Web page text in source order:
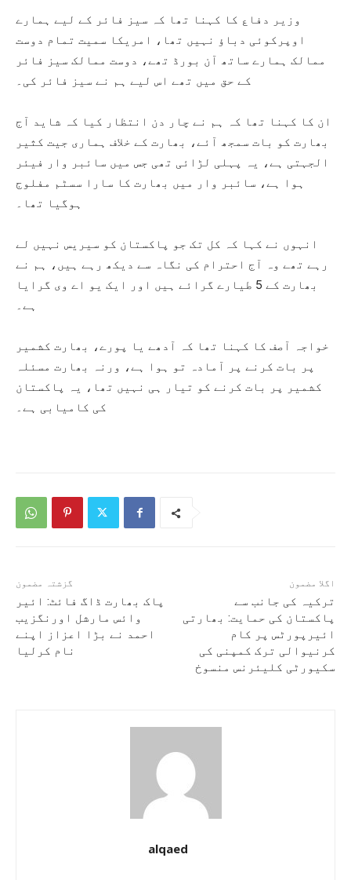
وزیر دفاع کا کہنا تھا کہ سیز فائر کے لیے ہمارے
اوپرکوئی دباؤ نہیں تھا، امریکا سمیت تمام دوست
ممالک ہمارے ساتھ آن بورڈ تھے، دوست ممالک سیز فائر
کے حق میں تھے اس لیے ہم نے سیز فائر کی۔
ان کا کہنا تھا کہ ہم نے چار دن انتظار کیا کہ شاید آج
بھارت کو بات سمجھ آئے، بھارت کے خلاف ہماری جیت کثیر
الجہتی ہے، یہ پہلی لڑائی تھی جس میں سائبر وار فیئر
ہوا ہے، سائبر وار میں بھارت کا سارا سسٹم مفلوج
ہوگیا تھا۔
انہوں نے کہا کہ کل تک جو پاکستان کو سیریس نہیں لے
رہے تھے وہ آج احترام کی نگاہ سے دیکھ رہے ہیں، ہم نے
بھارت کے 5 طیارے گرائے ہیں اور ایک یو اے وی گرایا
ہے۔
خواجہ آصف کا کہنا تھا کہ آدھے یا پورے، بھارت کشمیر
پر بات کرنے پر آمادہ تو ہوا ہے، ورنہ بھارت مسئلہ
کشمیر پر بات کرنے کو تیار ہی نہیں تھا، یہ پاکستان
کی کامیابی ہے۔
گزشتہ مضمون
پاک بھارت ڈاگ فائٹ: ائیر
وائس مارشل اورنگزیب
احمد نے بڑا اعزاز اپنے
نام کرلیا
اگلا مضمون
ترکیہ کی جانب سے
پاکستان کی حمایت: بھارتی
ائیرپورٹس پر کام
کرنیوالی ترک کمپنی کی
سکیورٹی کلیئرنس منسوخ
alqaed